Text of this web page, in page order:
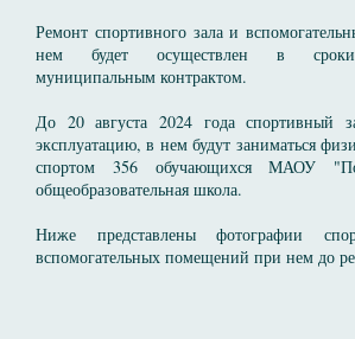
Ремонт спортивного зала и
нем будет осуществлен в сроки,
муниципальным контрактом.
До 20 августа 2024 года спортивный
эксплуатацию, в нем будут заниматься
спортом 356 обучающихся МАОУ
общеобразовательная школа.
Ниже представлены фотографии
вспомогательных помещений при нем до